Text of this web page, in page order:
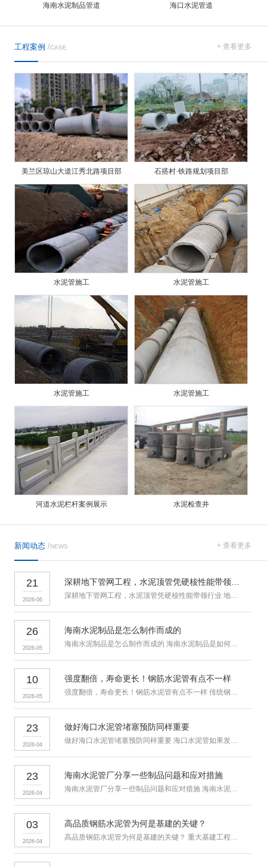
海南水泥制品管道 海口水泥管道
工程案例 /CASE + 查看更多
美兰区琼山大道江秀北路项目部 石搭村·铁路规划项目部
水泥管施工 水泥管施工
水泥管施工 水泥管施工
河道水泥栏杆案例展示 水泥检查井
新闻动态 /NEWS + 查看更多
21
2026-06
深耕地下管网工程，水泥顶管凭硬核性能带领行业
深耕地下管网工程，水泥顶管凭硬核性能带领行业 地下管网是城市运
26
2026-05
海南水泥制品是怎么制作而成的
海南水泥制品是怎么制作而成的 海南水泥制品是如何加工而成？为了
10
2026-05
强度翻倍，寿命更长！钢筋水泥管有点不一样
23
2026-04
做好海口水泥管堵塞预防同样重要
做好海口水泥管堵塞预防同样重要 海口水泥管如果发生堵塞问题，
23
2026-04
海南水泥管厂分享一些制品问题和应对措施
海南水泥管厂分享一些制品问题和应对措施 海南水泥管厂分享给您制
03
2026-04
高品质钢筋水泥管为何是基建的关键？